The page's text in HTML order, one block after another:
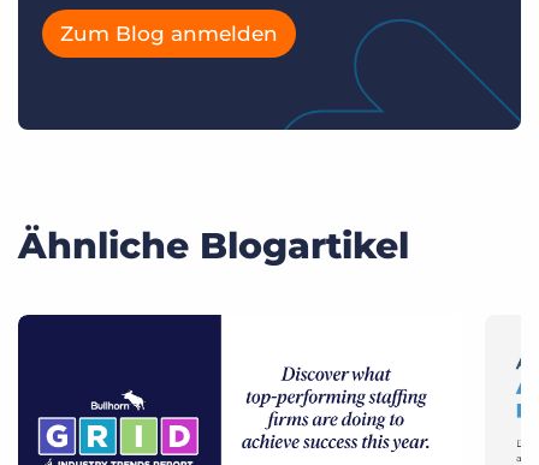
Zum Blog anmelden
Ähnliche Blogartikel